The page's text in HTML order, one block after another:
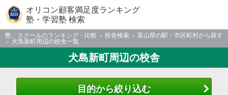
オリコン顧客満足度ランキング
塾・学習塾 検索
塾、スクールのランキング・比較 校舎検索
富山県の駅・市区町村から探す
犬島新町周辺の校舎一覧
犬島新町周辺の校舎
目的から絞り込む